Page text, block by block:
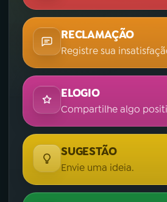
RECLAMAÇÃO
Registre sua
ELOGIO
Compartilhe algo
SUGESTÃO
Envie uma ideia.